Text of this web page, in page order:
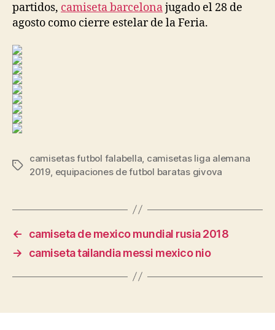
partidos, camiseta barcelonajugado el 28 de
agosto como cierre estelar de la Feria.
Etiquetas
camisetas futbol falabella camisetas liga alemana
2019 equipaciones de futbol baratas givova
←
camiseta de mexico mundial rusia 2018
→
camiseta tailandia messi mexico nio